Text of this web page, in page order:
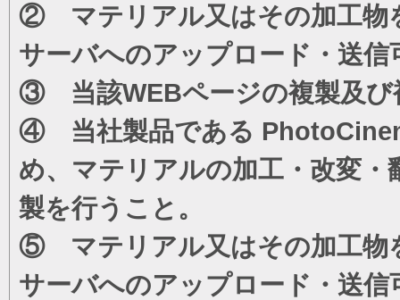
② マテリアル又はその加工物
サーバへのアップロード・送信
③ 当該WEBページの複製及び
④ 当社製品である
め、マテリアルの加工・改変
製を行うこと。
⑤ マテリアル又はその加工物
サーバへのアップロード・送信